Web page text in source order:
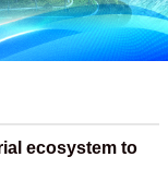
ecosystem to